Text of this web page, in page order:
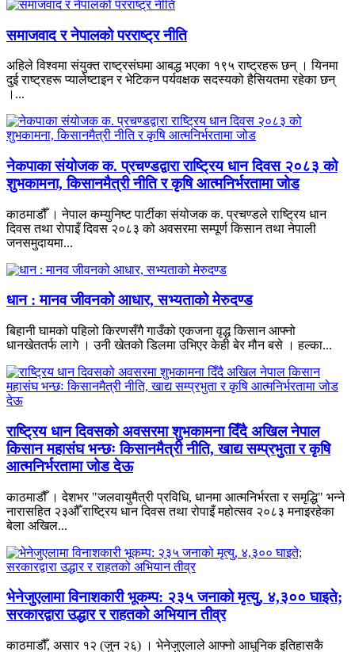
समाजवाद र नेपालको परराष्ट्र नीति
अहिले विश्वमा संयुक्त राष्ट्रसंघमा आबद्ध भएका १९५ राष्ट्रहरू छन् । यिनमा
दुई राष्ट्रहरू प्यालेष्टाइन र भेटिकन पर्यवक्षक सदस्यको हैसियतमा रहेका छन्
।...
नेकपाका संयोजक क. प्रचण्डद्वारा राष्ट्रिय धान दिवस २०८३ को
शुभकामना, किसानमैत्री नीति र कृषि आत्मनिर्भरतामा जोड
काठमाडौँ । नेपाल कम्युनिष्ट पार्टीका संयोजक क. प्रचण्डले राष्ट्रिय धान
दिवस तथा रोपाइँ दिवस २०८३ को अवसरमा सम्पूर्ण किसान तथा नेपाली
जनसमुदायमा...
धान : मानव जीवनको आधार, सभ्यताको मेरुदण्ड
बिहानी घामको पहिलो किरणसँगै गाउँको एकजना वृद्ध किसान आफ्नो
धानखेततर्फ लागे । उनी खेतको डिलमा उभिएर केही बेर मौन बसे । हल्का...
राष्ट्रिय धान दिवसको अवसरमा शुभकामना दिँदै अखिल नेपाल
किसान महासंघ भन्छः किसानमैत्री नीति, खाद्य सम्प्रभुता र कृषि
आत्मनिर्भरतामा जोड देऊ
काठमाडौँ । देशभर "जलवायुमैत्री प्रविधि, धानमा आत्मनिर्भरता र समृद्धि" भन्ने
नारासहित २३औँ राष्ट्रिय धान दिवस तथा रोपाइँ महोत्सव २०८३ मनाइरहेका
बेला अखिल...
भेनेजुएलामा विनाशकारी भूकम्प: २३५ जनाको मृत्यु, ४,३०० घाइते;
सरकारद्वारा उद्धार र राहतको अभियान तीव्र
काठमाडौँ, असार १२ (जुन २६) । भेनेजुएलाले आफ्नो आधुनिक इतिहासकै